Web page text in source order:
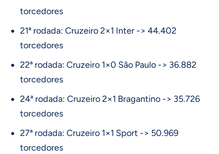
torcedores
21ª rodada: Cruzeiro 2×1 Inter -> 44.402
torcedores
22ª rodada: Cruzeiro 1×0 São Paulo -> 36.882
torcedores
24ª rodada: Cruzeiro 2×1 Bragantino -> 35.726
torcedores
27ª rodada: Cruzeiro 1×1 Sport -> 50.969
torcedores